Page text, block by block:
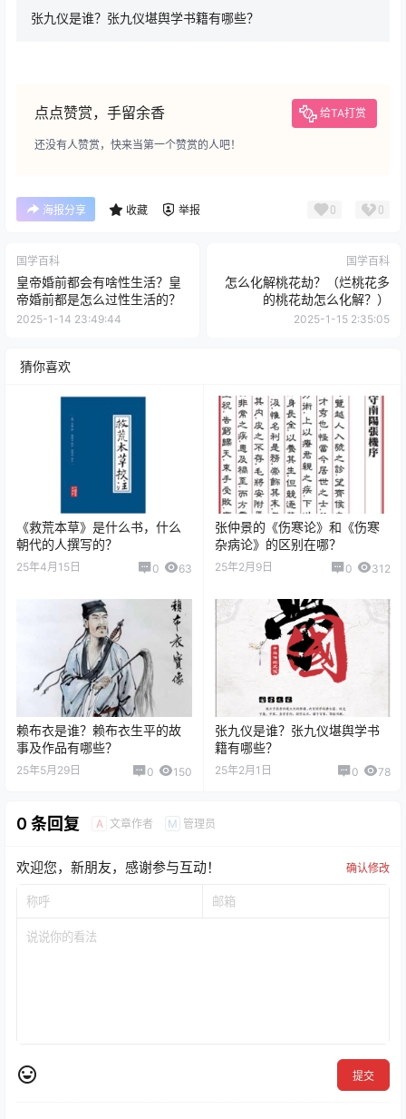
张九仪是谁？张九仪堪舆学书籍有哪些？
点点赞赏，手留余香 给TA打赏
还没有人赞赏，快来当第一个赞赏的人吧！
海报分享 收藏 举报 0 0
国学百科
皇帝婚前都会有啥性生活？皇
帝婚前都是怎么过性生活的？
2025-1-14 23:49:44
国学百科
怎么化解桃花劫？（烂桃花多
的桃花劫怎么化解？）
2025-1-15 2:35:05
猜你喜欢
《救荒本草》是什么书，什么
朝代的人撰写的？
25年4月15日 0 63
张仲景的《伤寒论》和《伤寒
杂病论》的区别在哪？
25年2月9日 0 312
赖布衣是谁？赖布衣生平的故
事及作品有哪些？
25年5月29日 0 150
张九仪是谁？张九仪堪舆学书
籍有哪些？
25年2月1日 0 78
0 条回复 A 文章作者 M 管理员
欢迎您，新朋友，感谢参与互动！ 确认修改
提交